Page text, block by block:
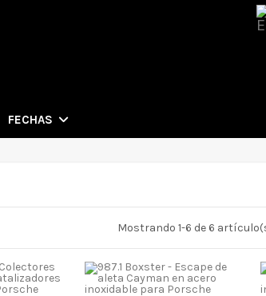
FECHAS
Mostrando 1-6 de 6